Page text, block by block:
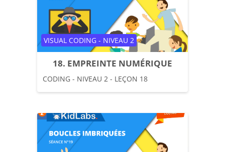
18. EMPREINTE NUMÉRIQUE
Catégorie de cours
VISUAL CODING - NIVEAU 2
CODING - NIVEAU 2 - LEÇON 18